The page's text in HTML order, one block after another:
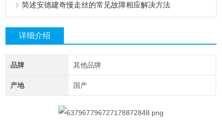
简述安德建奇慢走丝的常见故障相应解决方法
详细介绍
品牌 其他品牌
产地 国产